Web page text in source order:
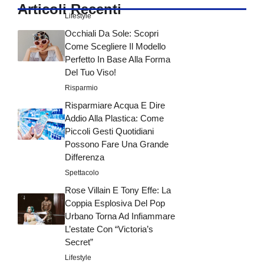
Articoli Recenti
Lifestyle
Occhiali Da Sole: Scopri
Come Scegliere Il Modello
Perfetto In Base Alla Forma
Del Tuo Viso!
Risparmio
Risparmiare Acqua E Dire
Addio Alla Plastica: Come
Piccoli Gesti Quotidiani
Possono Fare Una Grande
Differenza
Spettacolo
Rose Villain E Tony Effe: La
Coppia Esplosiva Del Pop
Urbano Torna Ad Infiammare
L’estate Con “Victoria’s
Secret”
Lifestyle